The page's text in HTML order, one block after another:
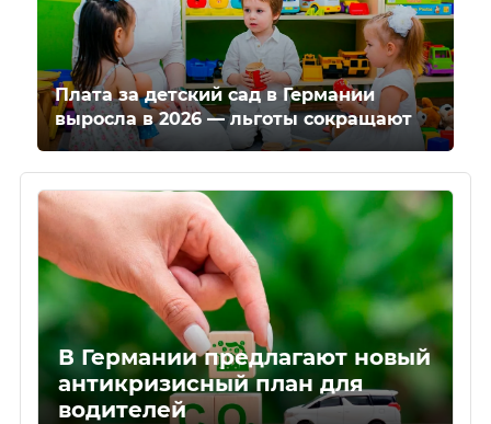
Плата за детский сад в Германии
выросла в 2026 — льготы сокращают
В Германии предлагают новый
антикризисный план для
водителей